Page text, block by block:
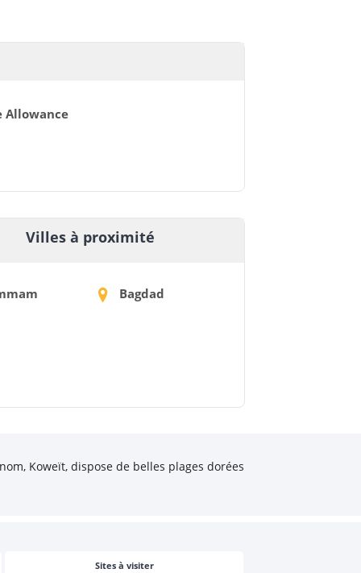
Allowance
Villes à proximité
Bagdad
Koweït, dispose de belles plages dorées
Sites à visiter